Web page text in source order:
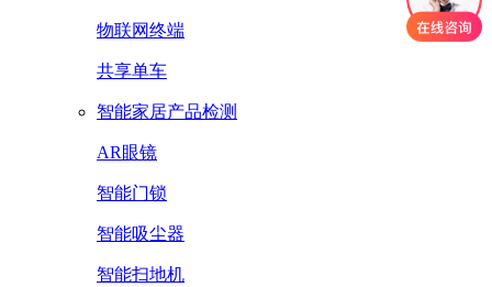
物联网终端
共享单车
智能家居产品检测
AR眼镜
智能门锁
智能吸尘器
智能扫地机